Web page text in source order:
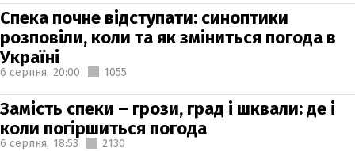
Спека почне відступати: синоптики
розповіли, коли та як зміниться погода в
Україні
6 серпня, 20:00 1055
Замість спеки – грози, град і шквали: де і
коли погіршиться погода
6 серпня, 18:53 2130